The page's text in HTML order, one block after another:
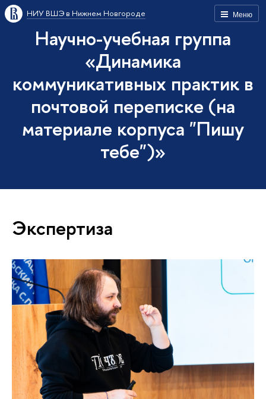
Меню
НИУ ВШЭ в Нижнем Новгороде
Научно-учебная группа
«Динамика
коммуникативных практик в
почтовой переписке (на
материале корпуса "Пишу
тебе")»
Экспертиза